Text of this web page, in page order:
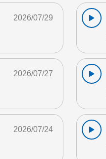
2026/07/29
2026/07/27
2026/07/24